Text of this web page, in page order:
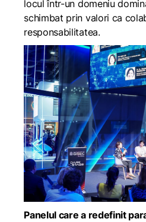
locul într-un domeniu
schimbat prin valori ca
responsabilitatea.
Panelul care a redefinit